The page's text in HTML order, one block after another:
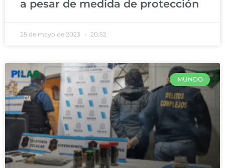
a pesar de medida de protección
25 de mayo de 2023 20:52
MUNDO